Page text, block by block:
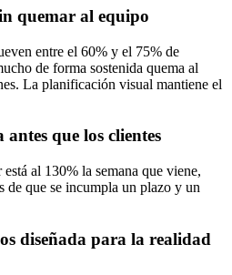
quemar al equipo
entre el 60% y el 75% de
de forma sostenida quema al
La planificación visual mantiene el
antes que los clientes
al 130% la semana que viene,
de que se incumpla un plazo y un
diseñada para la realidad